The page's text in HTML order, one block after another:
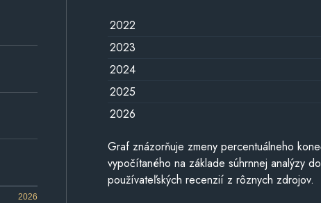
2026
2022
2023
2024
2025
2026
Graf znázorňuje zmeny percentuálneho
vypočítaného na základe súhrnnej analýzy
používateľských recenzií z rôznych zdrojov.